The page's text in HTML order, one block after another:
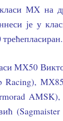
МX на
је у
МХ50
Racing),